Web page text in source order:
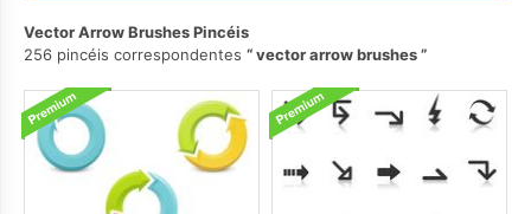
Vector Arrow Brushes Pincéis
256 pincéis correspondentes
vector arrow brushes